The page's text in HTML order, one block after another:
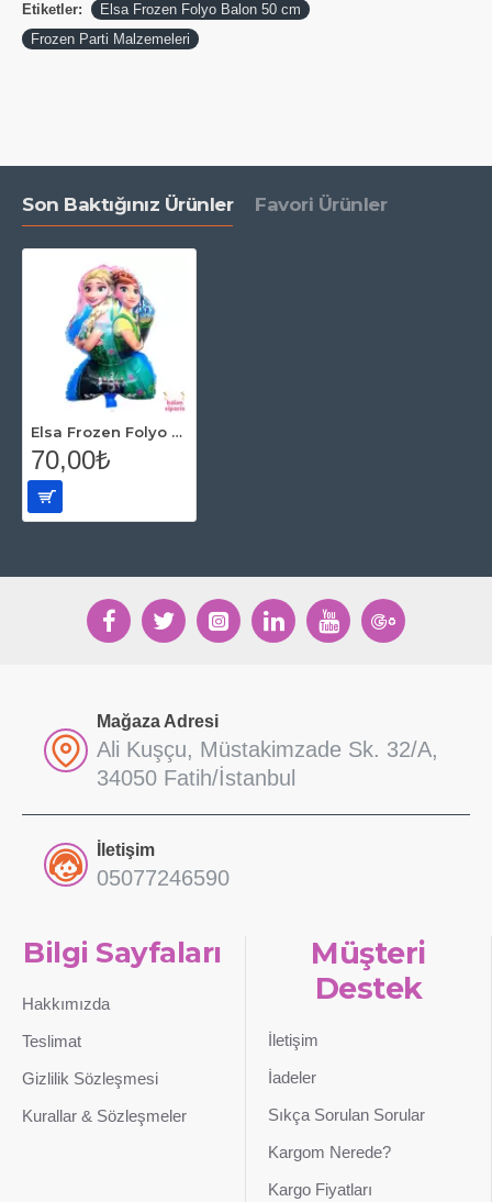
Etiketler:
Elsa Frozen Folyo Balon 50 cm
Frozen Parti Malzemeleri
Son Baktığınız Ürünler Favori Ürünler
Elsa Frozen Folyo Balon 50 cm
70,00₺
Mağaza Adresi
Ali Kuşçu, Müstakimzade Sk. 32/A,
34050 Fatih/İstanbul
İletişim
05077246590
Bilgi Sayfaları
Hakkımızda
Teslimat
Gizlilik Sözleşmesi
Kurallar & Sözleşmeler
Müşteri
Destek
İletişim
İadeler
Sıkça Sorulan Sorular
Kargom Nerede?
Kargo Fiyatları